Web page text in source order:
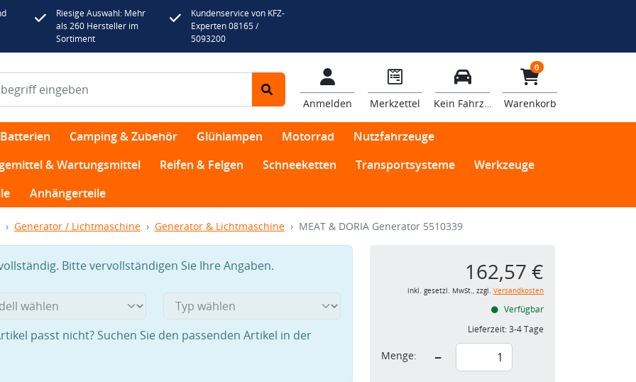
Riesige Auswahl: Mehr
als 260 Hersteller im
Sortiment
Kundenservice von KFZ-
Experten 08165 /
5093200
Anmelden Merkzettel Kein Fahrzeug
0
Warenkorb
Batterien Camping & Zubehör Glühlampen Motorrad
Nutzfahrzeuge
& Wartungsmittel
Reifen & Felgen Schneeketten Transportsysteme
Werkzeuge
Anhängerteile
Generator / Lichtmaschine Generator & Lichtmaschine MEAT & DORIA Generator 5510339
Bitte vervollständigen Sie Ihre Angaben.
passt nicht? Suchen Sie den passenden Artikel in der
162,57 €
inkl. gesetzl. MwSt., zzgl. Versandkosten
Verfügbar
Lieferzeit:3-4 Tage
Menge:
−